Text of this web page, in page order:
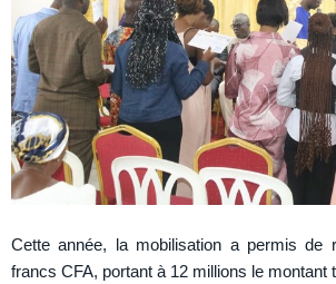
Cette année, la mobilisation a permis de
francs CFA, portant à 12 millions le montant